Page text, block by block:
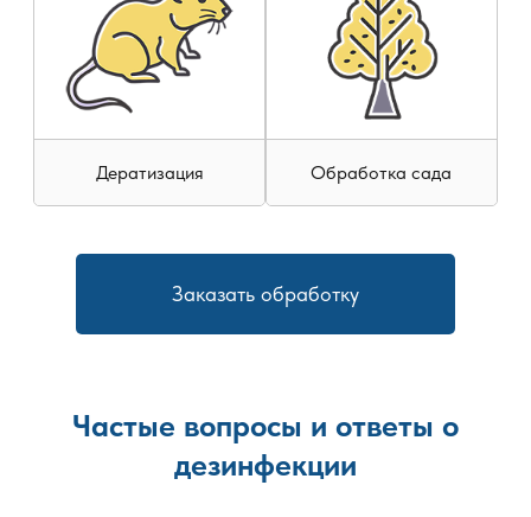
Дератизация Обработка сада
Заказать обработку
Частые вопросы и ответы о
дезинфекции